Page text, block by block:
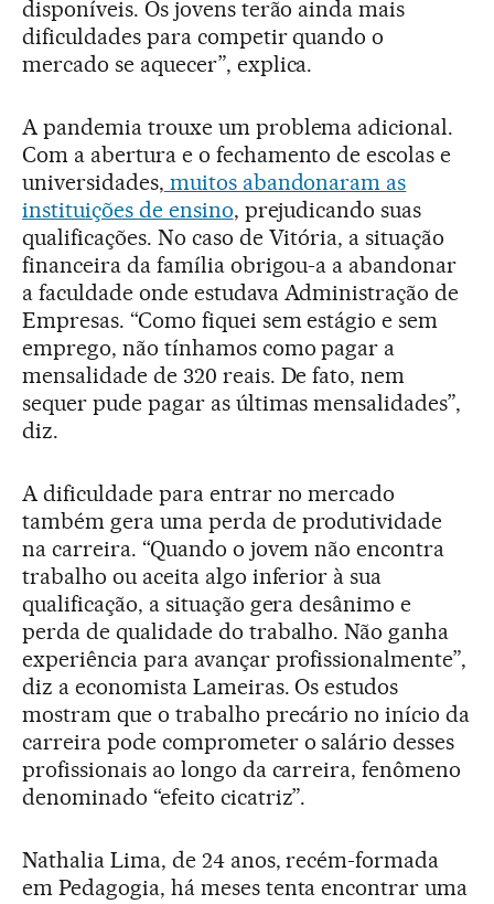
disponíveis. Os jovens terão ainda mais
dificuldades para competir quando o
mercado se aquecer”, explica.
A pandemia trouxe um problema adicional.
Com a abertura e o fechamento de escolas e
universidades, muitos abandonaram as
instituições de ensino, prejudicando suas
qualificações. No caso de Vitória, a situação
financeira da família obrigou-a a abandonar
a faculdade onde estudava Administração de
Empresas. “Como fiquei sem estágio e sem
emprego, não tínhamos como pagar a
mensalidade de 320 reais. De fato, nem
sequer pude pagar as últimas mensalidades”,
diz.
A dificuldade para entrar no mercado
também gera uma perda de produtividade
na carreira. “Quando o jovem não encontra
trabalho ou aceita algo inferior à sua
qualificação, a situação gera desânimo e
perda de qualidade do trabalho. Não ganha
experiência para avançar profissionalmente”,
diz a economista Lameiras. Os estudos
mostram que o trabalho precário no início da
carreira pode comprometer o salário desses
profissionais ao longo da carreira, fenômeno
denominado “efeito cicatriz”.
Nathalia Lima, de 24 anos, recém-formada
em Pedagogia, há meses tenta encontrar uma